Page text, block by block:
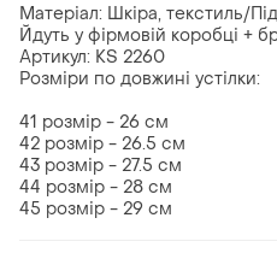
Матеріал: Шкіра, текстиль/
Йдуть у фірмовій коробці +
Артикул: KS 2260
Розміри по довжині устілки:
41 розмір - 26 см
42 розмір - 26.5 см
43 розмір - 27.5 см
44 розмір - 28 см
45 розмір - 29 см